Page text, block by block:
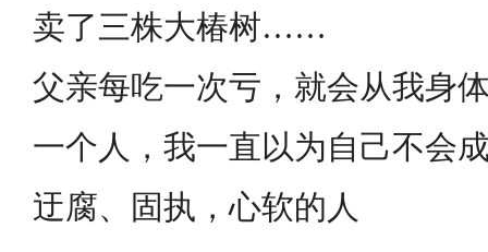
卖了三株大椿树……
父亲每吃一次亏，就会从我身
一个人，我一直以为自己不会
迂腐、固执，心软的人